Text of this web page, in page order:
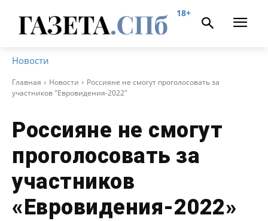
18+
Новости
Главная Новости
Россияне не смогут проголосовать за
участников "Евровидения-2022"
Россияне не смогут
проголосовать за
участников
«Евровидения-2022»